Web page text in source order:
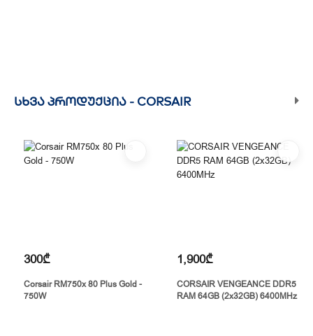
ᲡᲮᲕᲐ ᲞᲠᲝᲓᲣᲥᲪᲘᲐ - CORSAIR
300₾
Corsair RM750x 80 Plus Gold -
750W
1,900₾
CORSAIR VENGEANCE DDR5
RAM 64GB (2x32GB) 6400MHz